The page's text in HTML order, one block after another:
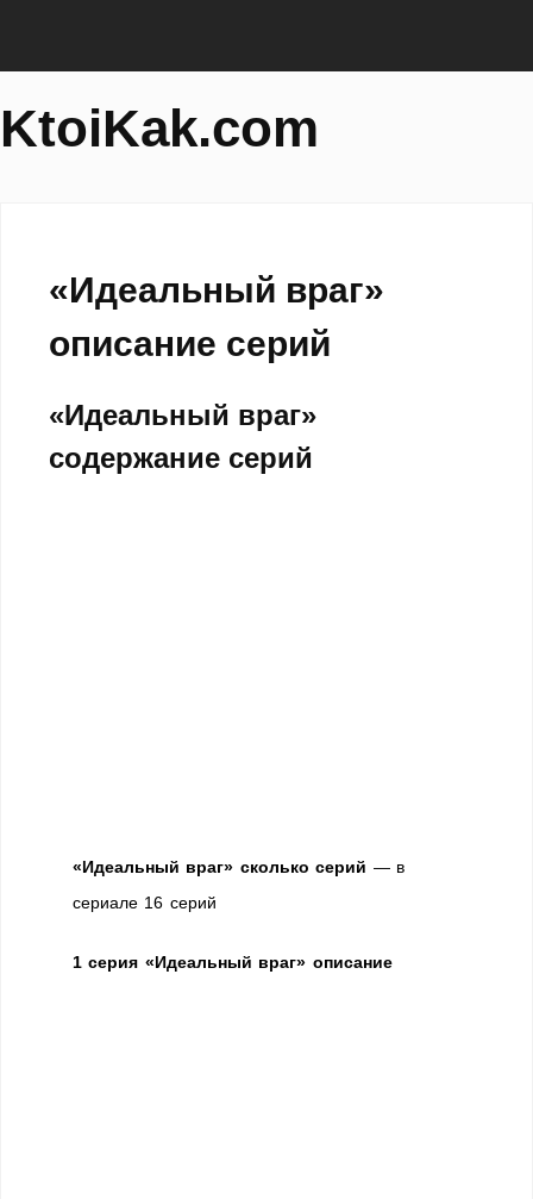
KtoiKak.com
«Идеальный враг»
описание серий
«Идеальный враг»
содержание серий
«Идеальный враг» сколько серий — в
сериале 16 серий
1 серия «Идеальный враг» описание